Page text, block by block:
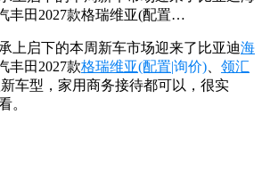
丰田2027款格瑞维亚(配置…
上启下的本周新车市场迎来了比亚迪海
丰田2027款格瑞维亚(配置|询价)
领汇
车型，家用商务接待都可以，很实
。